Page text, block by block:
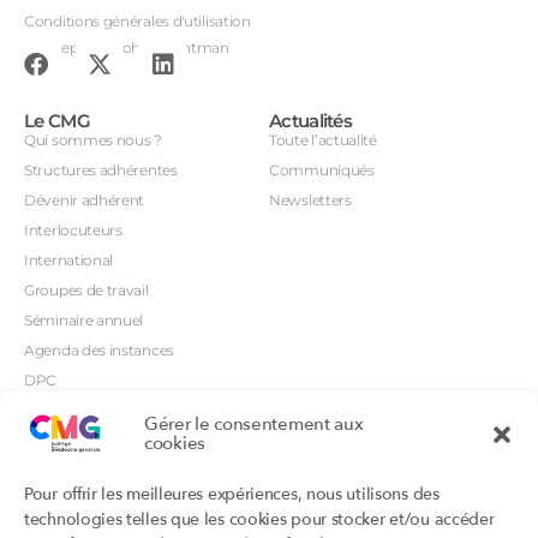
Gérer le consentement aux
cookies
Pour offrir les meilleures expériences, nous utilisons des
technologies telles que les cookies pour stocker et/ou accéder
Conditions générales d'utilisation
Conception : John Brightman
Le CMG
Qui sommes nous ?
Structures adhérentes
Dévenir adhérent
Interlocuteurs
International
Groupes de travail
Séminaire annuel
Agenda des instances
DPC
Orientations prioritaires
Actualités
Toute l’actualité
Communiqués
Newsletters
Productions
Productions du Collège
Portails
Annuaire DU/DIU